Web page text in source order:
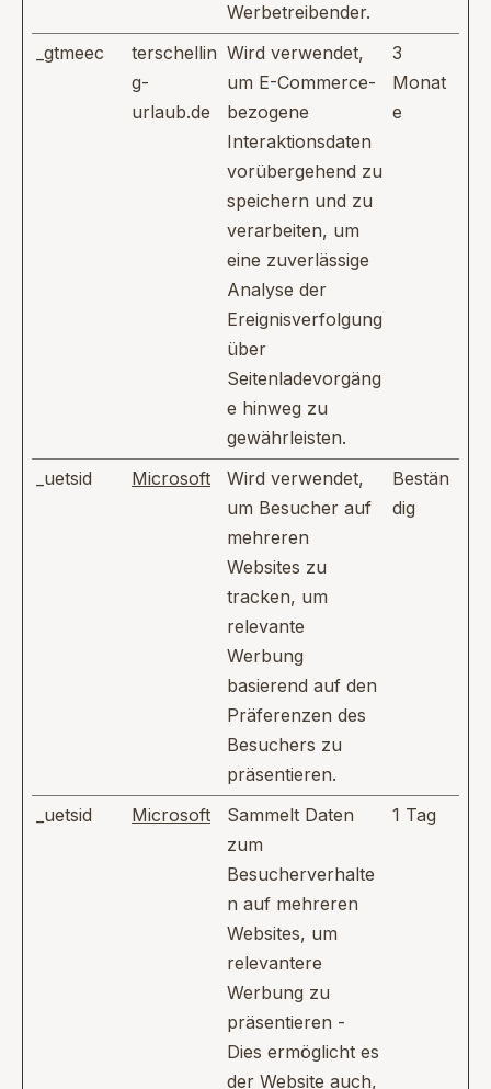
Werbetreibender.
_gtmeec
terschellin
g-
urlaub.de
Wird verwendet,
um E-Commerce-
bezogene
Interaktionsdaten
vorübergehend zu
speichern und zu
verarbeiten, um
eine zuverlässige
Analyse der
Ereignisverfolgung
über
Seitenladevorgäng
e hinweg zu
gewährleisten.
3
Monat
e
_uetsid Microsoft
Wird verwendet,
um Besucher auf
mehreren
Websites zu
tracken, um
relevante
Werbung
basierend auf den
Präferenzen des
Besuchers zu
präsentieren.
Bestän
dig
_uetsid Microsoft
Sammelt Daten
zum
Besucherverhalte
n auf mehreren
Websites, um
relevantere
Werbung zu
präsentieren -
Dies ermöglicht es
der Website auch,
1 Tag